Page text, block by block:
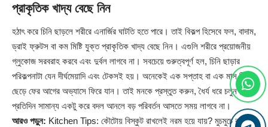
প্রাকৃতিক খাদ্য বেছে নিন
হঠাৎ করে চিনি ছাড়লে শরীরে এনার্জির ঘাটতি হতে পারে। তাই বিকল্প হিসেবে ফল, বাদাম,
ড্রাই ফ্রুটস বা কম মিষ্টি যুক্ত প্রাকৃতিক খাদ্য বেছে নিন। এগুলি শরীরে প্রয়োজনীয়
গ্লুকোজ সরবরাহ করবে এবং দুর্বল লাগবে না। সবচেয়ে গুরুত্বপূর্ণ হল, চিনি ছাড়ার
পরিকল্পনাটা যেন দীর্ঘমেয়াদি এবং টেকসই হয়। অনেকেই এক সপ্তাহ বা এক মাস চিনি
ছেড়ে ফের আগের অভ্যাসে ফিরে যান। তাই মনকে প্রস্তুত করুন, ধৈর্য ধরে চলুন।
প্রতিদিন সামান্য একটু করে বদল আনলে বড় পরিবর্তন আসতে সময় লাগবে না।
আরও পড়ুন: Kitchen Tips: কৌটোয় বিস্কুট রাখলেই নরম হয়ে যায়? মুচমুচে রাখুন